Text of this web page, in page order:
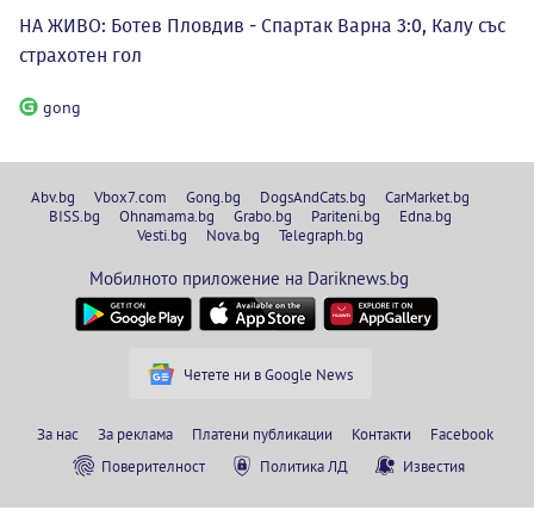
НА ЖИВО: Ботев Пловдив - Спартак Варна 3:0, Калу със
страхотен гол
gong
Abv.bg Vbox7.com Gong.bg DogsAndCats.bg
CarMarket.bg
BISS.bg
Ohnamama.bg Grabo.bg Pariteni.bg
Edna.bg
Vesti.bg
Nova.bg Telegraph.bg
Мобилното приложение на Dariknews.bg
Четете ни в Google News
За нас За реклама Платени публикации Контакти
Facebook
Поверителност
Политика ЛД Известия